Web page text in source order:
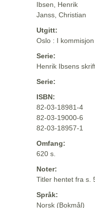
Ibsen, Henrik
Janss, Christian
Utgitt:
Oslo : I
Serie:
Henrik Ibsens
Serie:
ISBN:
82-03-18981-4
82-03-19000-6
82-03-18957-1
Omfang:
620 s.
Noter:
Titler hentet fra s.
Språk:
Norsk (Bokmål)